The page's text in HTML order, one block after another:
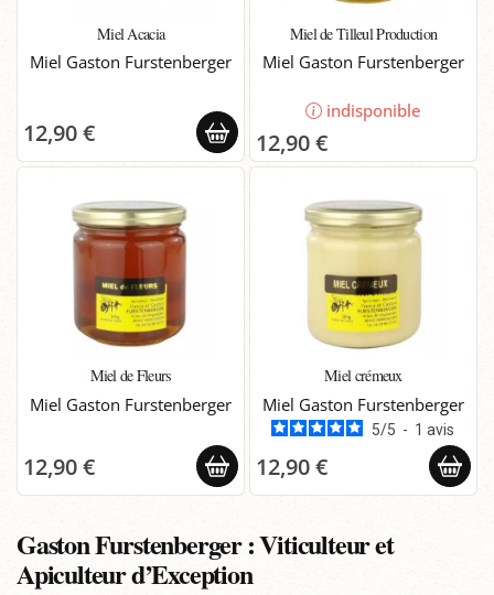
Miel Acacia
Miel Gaston Furstenberger
12,90 €
Miel de Tilleul Production
Miel Gaston Furstenberger
indisponible
12,90 €
Miel de Fleurs
Miel Gaston Furstenberger
12,90 €
Miel crémeux
Miel Gaston Furstenberger
5/5 - 1avis
12,90 €
Gaston Furstenberger : Viticulteur et
Apiculteur d’Exception